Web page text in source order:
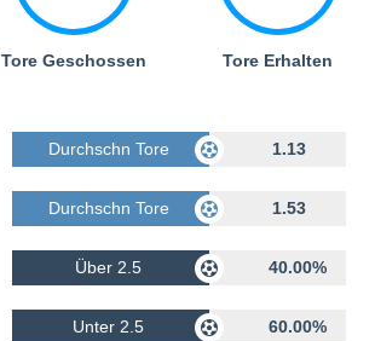
Tore Geschossen Tore Erhalten
Durchschn Tore Geschossen 1.13
Durchschn Tore Erhalten 1.53
Über 2.5 40.00%
Unter 2.5 60.00%